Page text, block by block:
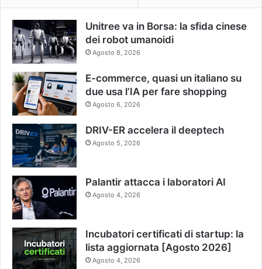
Unitree va in Borsa: la sfida cinese
dei robot umanoidi
Agosto 8, 2026
E-commerce, quasi un italiano su
due usa l’IA per fare shopping
Agosto 6, 2026
DRIV-ER accelera il deeptech
Agosto 5, 2026
Palantir attacca i laboratori AI
Agosto 4, 2026
Incubatori certificati di startup: la
lista aggiornata [Agosto 2026]
Agosto 4, 2026